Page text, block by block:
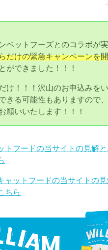
ペットフーズとのコラボが実
だけの緊急キャンペーンを
ができました！！！
け！！！沢山のお申込みを
きる可能性もありますので
願いいたします！！！
トフードの当サイトの見解
ャットフードの当サイトの
ちら